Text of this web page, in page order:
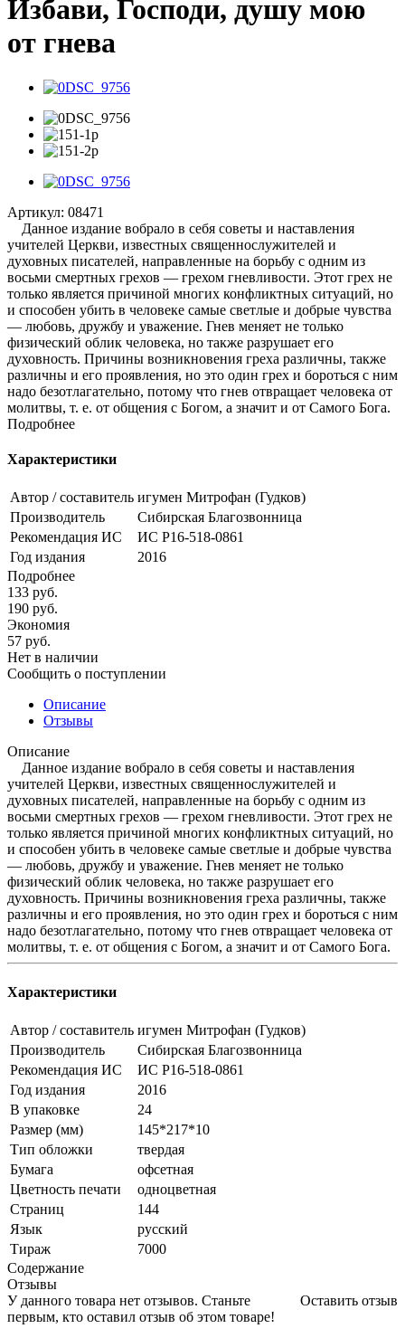
Избави, Господи, душу мою
от гнева
Артикул: 08471
Данное издание вобрало в себя советы и наставления
учителей Церкви, известных священнослужителей и
духовных писателей, направленные на борьбу с одним из
восьми смертных грехов — грехом гневливости. Этот грех не
только является причиной многих конфликтных ситуаций, но
и способен убить в человеке самые светлые и добрые чувства
— любовь, дружбу и уважение. Гнев меняет не только
физический облик человека, но также разрушает его
духовность. Причины возникновения греха различны, также
различны и его проявления, но это один грех и бороться с ним
надо безотлагательно, потому что гнев отвращает человека от
молитвы, т. е. от общения с Богом, а значит и от Самого Бога.
Подробнее
Характеристики
Автор / составитель игумен Митрофан (Гудков)
Производитель
Сибирская Благозвонница
Рекомендация ИС
ИС Р16-518-0861
Год издания
2016
Подробнее
133 руб.
190 руб.
Экономия
57 руб.
Нет в наличии
Сообщить о поступлении
Описание
Отзывы
Описание
Данное издание вобрало в себя советы и наставления
учителей Церкви, известных священнослужителей и
духовных писателей, направленные на борьбу с одним из
восьми смертных грехов — грехом гневливости. Этот грех не
только является причиной многих конфликтных ситуаций, но
и способен убить в человеке самые светлые и добрые чувства
— любовь, дружбу и уважение. Гнев меняет не только
физический облик человека, но также разрушает его
духовность. Причины возникновения греха различны, также
различны и его проявления, но это один грех и бороться с ним
надо безотлагательно, потому что гнев отвращает человека от
молитвы, т. е. от общения с Богом, а значит и от Самого Бога.
Характеристики
Автор / составитель игумен Митрофан (Гудков)
Производитель
Сибирская Благозвонница
Рекомендация ИС
ИС Р16-518-0861
Год издания
2016
В упаковке
24
Размер (мм)
145*217*10
Тип обложки
твердая
Бумага
офсетная
Цветность печати
одноцветная
Страниц
144
Язык
русский
Тираж
7000
Содержание
Отзывы
Оставить отзыв
У данного товара нет отзывов. Станьте
первым, кто оставил отзыв об этом товаре!